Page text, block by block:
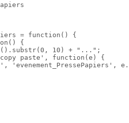
= function() {
{
10) + "...";
paste', function(e) {
'evenement_PressePapiers',